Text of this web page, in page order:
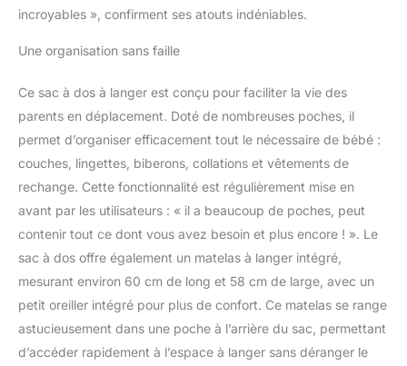
à pied. Organisé pour
45 x 35,1 x 20,1 cm,
dispose de quatre
compartiments et de 15
poches pour une
organisation optimale. Le
compartiment principal
peut contenir les
essentiels de bébé,
tandis qu'une housse
pour ordinateur portable
vous permet de rester
latérales isolées
maintiennent la
température de la
incroyables », confirment ses atouts indéniables.
Une organisation sans faille
Ce sac à dos à langer est conçu pour faciliter la vie des
parents en déplacement. Doté de nombreuses poches, il
permet d’organiser efficacement tout le nécessaire de bébé :
couches, lingettes, biberons, collations et vêtements de
rechange. Cette fonctionnalité est régulièrement mise en
avant par les utilisateurs : « il a beaucoup de poches, peut
contenir tout ce dont vous avez besoin et plus encore ! ». Le
sac à dos offre également un matelas à langer intégré,
mesurant environ 60 cm de long et 58 cm de large, avec un
petit oreiller intégré pour plus de confort. Ce matelas se range
astucieusement dans une poche à l’arrière du sac, permettant
d’accéder rapidement à l’espace à langer sans déranger le